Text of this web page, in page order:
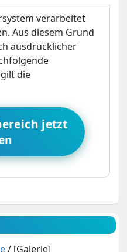
verarbeitet
Aus diesem Grund
ausdrücklicher
die
jetzt
/ [Galerie]